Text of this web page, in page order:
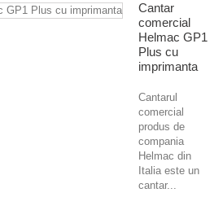
Cantar
comercial
Helmac GP1
Plus cu
imprimanta
Cantarul
comercial
produs de
compania
Helmac din
Italia este un
cantar...